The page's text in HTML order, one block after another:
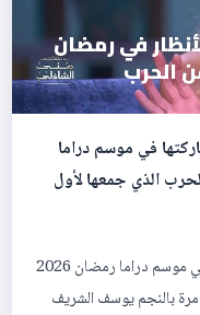
في رمضان
الحرب
في موسم دراما
الحرب الذي جمعها لأول
الفنية بعدما خطفت الأنظار خلال مشاركتها في موسم دراما رمضان 2026
بالنجم يوسف الشريف